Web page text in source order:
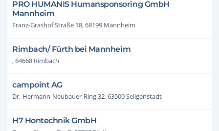
PRO HUMANIS Humansponsoring GmbH
Mannheim
Franz-Grashof Straße 18, 68199 Mannheim
Rimbach/ Fürth bei Mannheim
, 64668 Rimbach
campoint AG
Dr.-Hermann-Neubauer-Ring 32, 63500 Seligenstadt
H7 Hontechnik GmbH